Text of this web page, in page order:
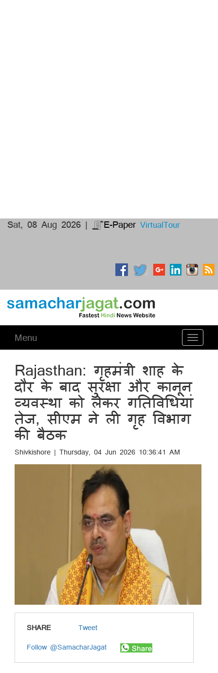
Sat, 08 Aug 2026 | E-Paper VirtualTour
Toggle
Menu
Rajasthan: गृहमंत्री शाह के
दौर के बाद सुरक्षा और कानून
व्यवस्था को लेकर गतिविधियां
तेज, सीएम ने ली गृह विभाग
की बैठक
Shivkishore | Thursday, 04 Jun 2026 10:36:41 AM
SHARE
Tweet
Follow @SamacharJagat